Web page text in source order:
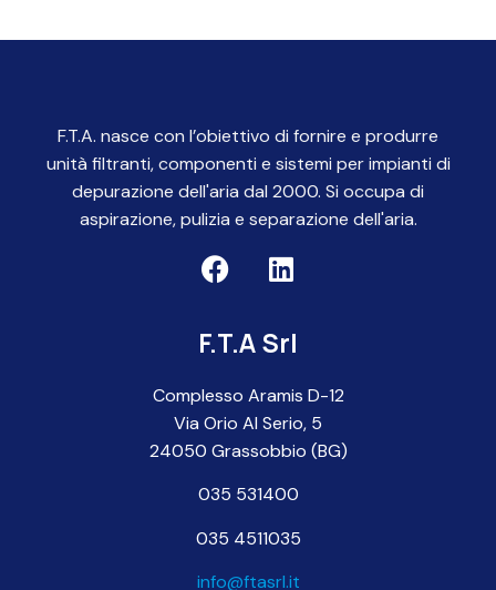
F.T.A. nasce con l’obiettivo di fornire e produrre
unità filtranti, componenti e sistemi per impianti di
depurazione dell'aria dal 2000. Si occupa di
aspirazione, pulizia e separazione dell'aria.
F.T.A Srl
Complesso Aramis D-12
Via Orio Al Serio, 5
24050 Grassobbio (BG)
035 531400
035 4511035
info@ftasrl.it